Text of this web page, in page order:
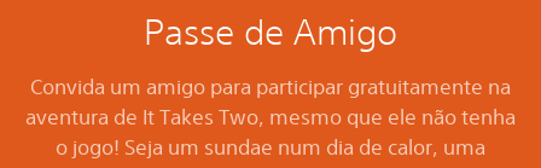
Passe de Amigo
Convida um amigo para participar gratuitamente na
aventura de It Takes Two, mesmo que ele não tenha
o jogo! Seja um sundae num dia de calor, uma